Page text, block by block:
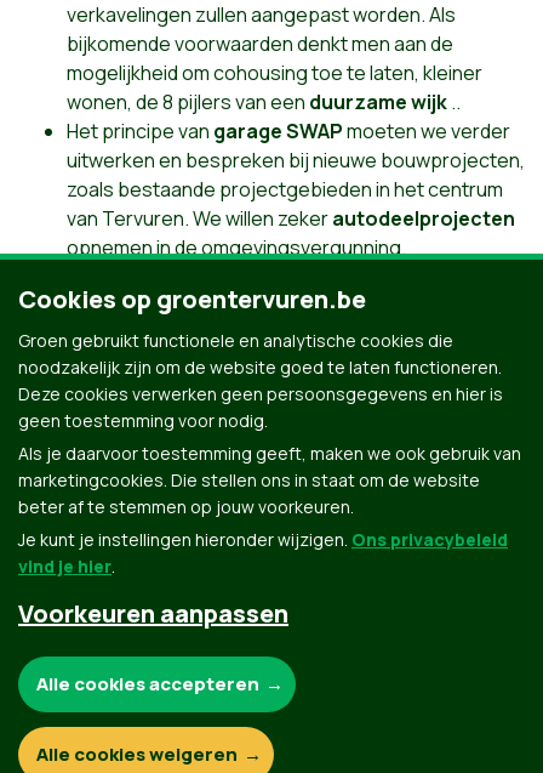
verkavelingen zullen aangepast worden. Als
bijkomende voorwaarden denkt men aan de
mogelijkheid om cohousing toe te laten, kleiner
wonen, de 8 pijlers van een duurzame wijk..
Het principe van garage SWAPmoeten we verder
uitwerken en bespreken bij nieuwe bouwprojecten,
zoals bestaande projectgebieden in het centrum
van Tervuren. We willen zekerautodeelprojecten
opnemen in de omgevingsvergunning.
optimaal kan gebruikt worden door jong en oud,
mobiel en mindermobiel. Voldoende rustbanken en
groen maken de publieke ruimte aangenamer.
terug naar overzicht
Groen.be
Contact Privacybeleid
Cookies op groentervuren.be
Groen gebruikt functionele en analytische cookies die
noodzakelijk zijn om de website goed te laten functioneren.
Deze cookies verwerken geen persoonsgegevens en hier is
geen toestemming voor nodig.
Als je daarvoor toestemming geeft, maken we ook gebruik van
marketingcookies. Die stellen ons in staat om de website
beter af te stemmen op jouw voorkeuren.
Je kunt je instellingen hieronder wijzigen. Ons privacybeleid
vind je hier.
Voorkeuren aanpassen
Functionele en analytische cookies:
Alle cookies accepteren
Alle cookies weigeren